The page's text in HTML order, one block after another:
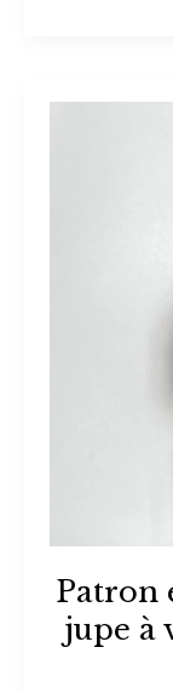
Patron
jupe à